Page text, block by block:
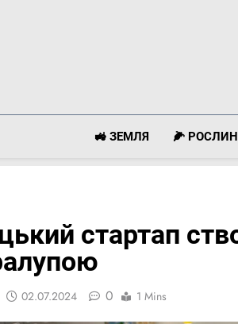
🚜 ЗЕМЛЯ 🌽
стартап
02.07.2024 0 1 Mins